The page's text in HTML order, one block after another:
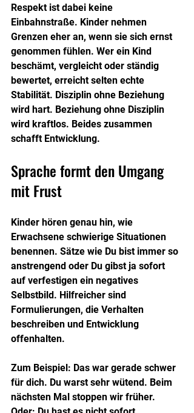
Respekt ist dabei keine
Einbahnstraße. Kinder nehmen
Grenzen eher an, wenn sie sich ernst
genommen fühlen. Wer ein Kind
beschämt, vergleicht oder ständig
bewertet, erreicht selten echte
Stabilität. Disziplin ohne Beziehung
wird hart. Beziehung ohne Disziplin
wird kraftlos. Beides zusammen
schafft Entwicklung.
Sprache formt den Umgang
mit Frust
Kinder hören genau hin, wie
Erwachsene schwierige Situationen
benennen. Sätze wie Du bist immer so
anstrengend oder Du gibst ja sofort
auf verfestigen ein negatives
Selbstbild. Hilfreicher sind
Formulierungen, die Verhalten
beschreiben und Entwicklung
offenhalten.
Zum Beispiel: Das war gerade schwer
für dich. Du warst sehr wütend. Beim
nächsten Mal stoppen wir früher.